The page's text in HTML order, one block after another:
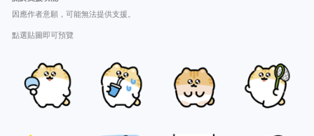
因應作者意願，可能無法提供支援。
點選貼圖即可預覽